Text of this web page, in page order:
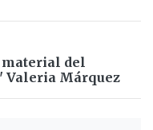
material del
Márquez